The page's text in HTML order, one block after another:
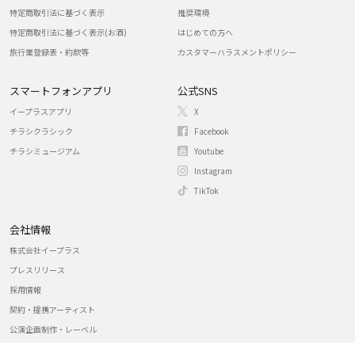
特定商取引法に基づく表示
特定商取引法に基づく表示(お酒)
旅行業登録表・約款等
推奨環境
はじめての方へ
カスタマーハラスメントポリシー
スマートフォンアプリ
イープラスアプリ
チラシクラシック
チラシミュージアム
公式SNS
X
Facebook
Youtube
Instagram
TikTok
会社情報
株式会社イープラス
プレスリリース
採用情報
契約・提携アーティスト
公演企画制作・レーベル